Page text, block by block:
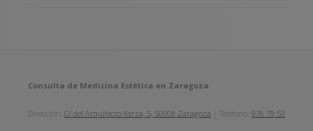
Consulta de Medicina Estética en Zaragoza
Dirección: C/ del Arquitecto Yarza, 5, 50008 Zaragoza | Teléfono: 976 79 53